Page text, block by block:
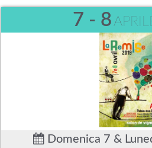
7 - 8
Domenica 7 &